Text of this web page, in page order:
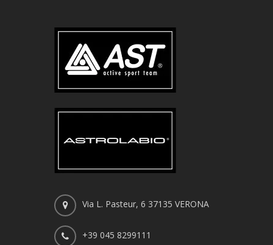
Via L. Pasteur, 6 37135 VERONA
+39 045 8299111